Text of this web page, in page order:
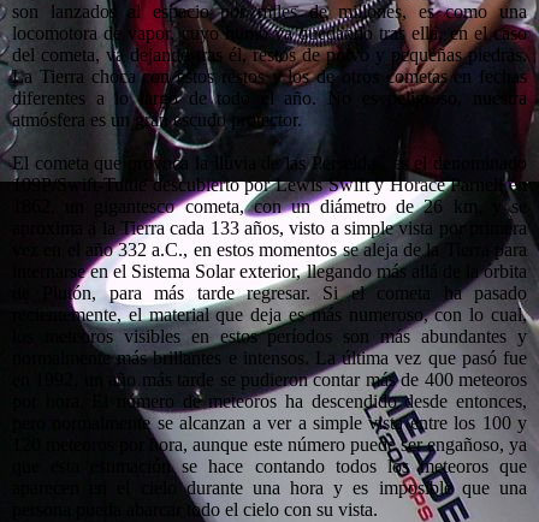
son lanzados al espacio por miles de millones, es como una
locomotora de vapor, cuyo humo va quedando tras ella, en el caso
del cometa, va dejando tras él, restos de polvo y pequeñas piedras.
La Tierra choca con estos restos y los de otros cometas en fechas
diferentes a lo largo de todo el año. No es peligroso, nuestra
atmósfera es un gran escudo protector.
El cometa que provoca la lluvia de las Perseidas, es el denominado
109P/Swift-Tuttle descubierto por Lewis Swift y Horace Parnell en
1862, un gigantesco cometa, con un diámetro de 26 km, y se
aproxima a la Tierra cada 133 años, visto a simple vista por primera
vez en el año 332 a.C., en estos momentos se aleja de la Tierra para
internarse en el Sistema Solar exterior, llegando más allá de la órbita
de Plutón, para más tarde regresar. Si el cometa ha pasado
recientemente, el material que deja es más numeroso, con lo cual,
los meteoros visibles en estos períodos son más abundantes y
normalmente más brillantes e intensos. La última vez que pasó fue
en 1992, un año más tarde se pudieron contar más de 400 meteoros
por hora. El número de meteoros ha descendido desde entonces,
pero normalmente se alcanzan a ver a simple vista entre los 100 y
120 meteoros por hora, aunque este número puede ser engañoso, ya
que esta estimación se hace contando todos los meteoros que
aparecen en el cielo durante una hora y es imposible que una
persona pueda abarcar todo el cielo con su vista.